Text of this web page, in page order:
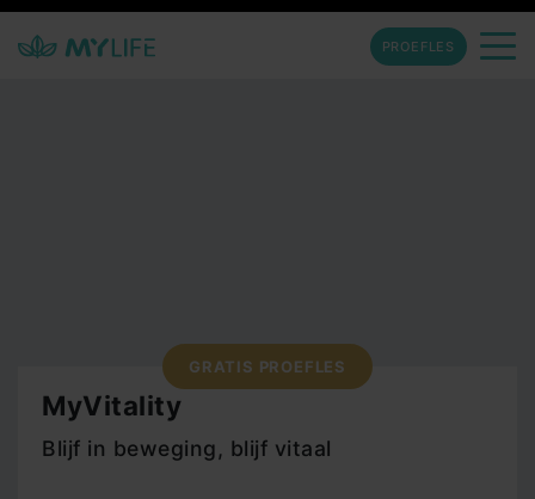
PROEFLES
GRATIS PROEFLES
MyVitality
Blijf in beweging, blijf vitaal